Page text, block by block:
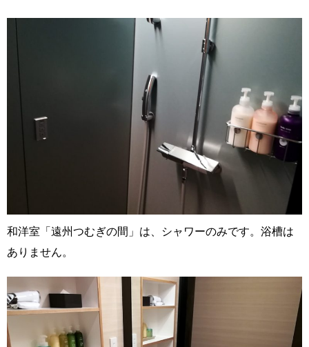
和洋室「遠州つむぎの間」は、シャワーのみです。浴槽は
ありません。